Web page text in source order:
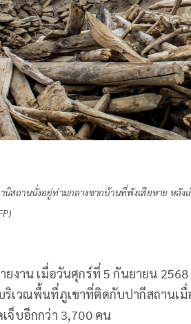
นิสถานนั่งอยู่ท่ามกลางซากบ้านที่พังเสียหาย หลัง
ยงาน เมื่อวันศุกร์ที่ 5 กันยายน
เวณพื้นที่ภูเขาที่ติดกับปากีสถานเ
จ็บอีกกว่า 3,700 คน